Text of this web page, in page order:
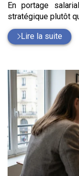
En portage
stratégique plutôt
Lire la suite